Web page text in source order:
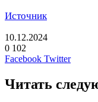
Источник
10.12.2024
0 102
Facebook TwitterPinterest
Skype
Viber
Читать